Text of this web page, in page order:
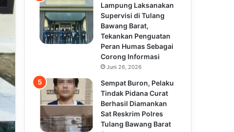
Lampung Laksanakan
Supervisi di Tulang
Bawang Barat,
Tekankan Penguatan
Peran Humas Sebagai
Corong Informasi
Juni 26, 2026
Sempat Buron, Pelaku
Tindak Pidana Curat
Berhasil Diamankan
Sat Reskrim Polres
Tulang Bawang Barat